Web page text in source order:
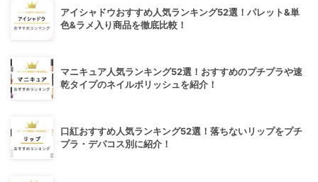
アイシャドウおすすめ人気ランキング52選！パレット&単
色&ラメ入り商品を徹底比較！
マニキュア人気ランキング52選！おすすめのプチプラや速
乾タイプのネイルポリッシュを紹介！
口紅おすすめ人気ランキング52選！落ちないリップをプチ
プラ・デパコス別に紹介！